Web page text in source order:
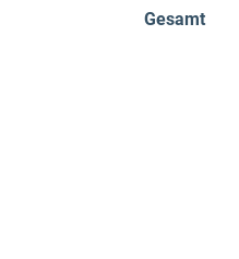
Gesamt